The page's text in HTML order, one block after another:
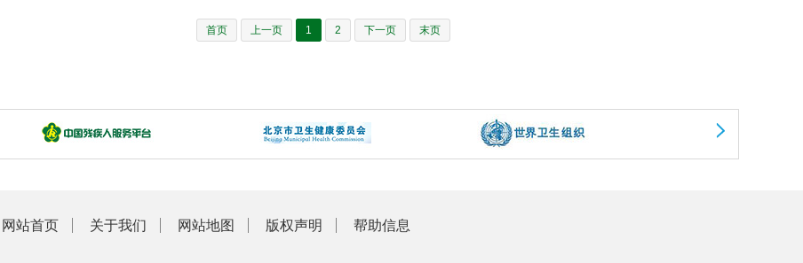
首页 上一页 1 2 下一页 末页
网站首页 关于我们 网站地图 版权声明 帮助信息